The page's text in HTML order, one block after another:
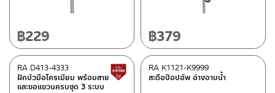
฿229 ฿379
ฝักบัวมือโครเมียม พร้อมสาย
และขอแขวนครบชุด 3 ระบบ
RA D413-4333 สินค้าปรับราคาลดลง
สะดือป๊อปอัพ อ่างอาบน้ำ
RA K1121-K9999